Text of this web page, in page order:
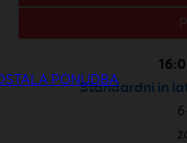
PONUDBA
Standardni in